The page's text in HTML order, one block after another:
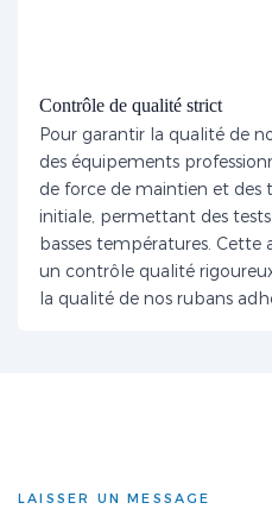
Contrôle de qualité strict
Pour garantir la qualité de
des équipements
de force de maintien et des
initiale, permettant des
basses températures.
un contrôle qualité
la qualité de nos rubans
LAISSER UN MESSAGE